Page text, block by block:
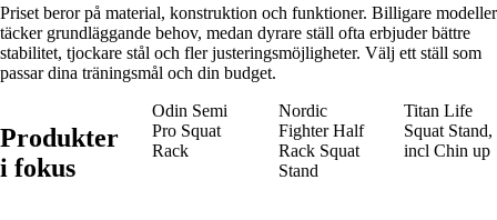
Priset beror på material, konstruktion och funktioner. Billigare modeller
täcker grundläggande behov, medan dyrare ställ ofta erbjuder bättre
stabilitet, tjockare stål och fler justeringsmöjligheter. Välj ett ställ som
passar dina träningsmål och din budget.
Produkter
i fokus
Odin Semi
Pro Squat
Rack
Nordic
Fighter Half
Rack Squat
Stand
Titan Life
Squat Stand,
incl Chin up